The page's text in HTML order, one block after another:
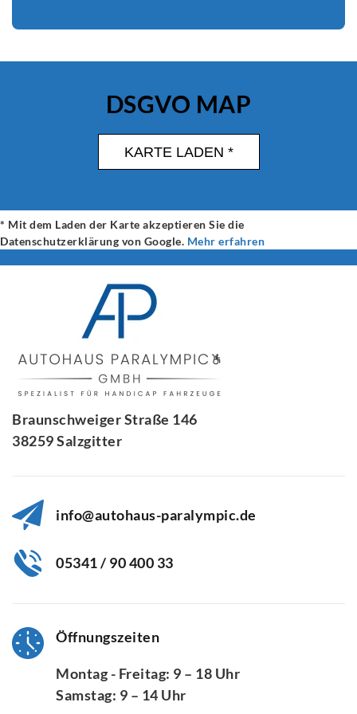
DSGVO MAP
KARTE LADEN *
den eigentlichen Inhalt zuzugreifen, klicken Sie auf den Button
unten. Bitte beachten Sie, dass dabei Daten an Drittanbieter
Inhalt entsperren
* Mit dem Laden der Karte akzeptieren Sie die
Datenschutzerklärung von Google. Mehr erfahren
Braunschweiger Straße 146
38259 Salzgitter
info@autohaus-paralympic.de
05341 / 90 400 33
Öffnungszeiten
Montag - Freitag: 9 – 18 Uhr
Samstag: 9 – 14 Uhr